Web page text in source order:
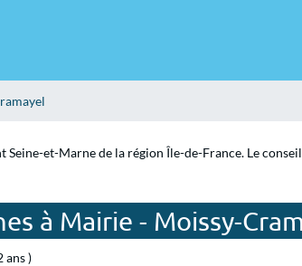
et-Marne de la région Île-de-France. Le
à Mairie - Moissy-
ans )